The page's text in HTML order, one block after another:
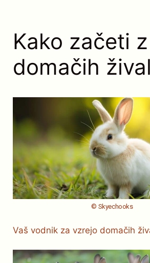
Kako začeti
domačih
© Skyechooks
Vaš vodnik za vzrejo domačih